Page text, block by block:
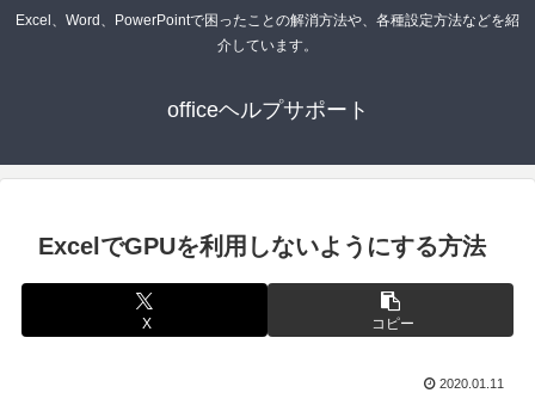
Excel、Word、PowerPointで困ったことの解消方法や、各種設定方法などを紹
介しています。
officeヘルプサポート
ExcelでGPUを利用しないようにする方法
X コピー
2020.01.11